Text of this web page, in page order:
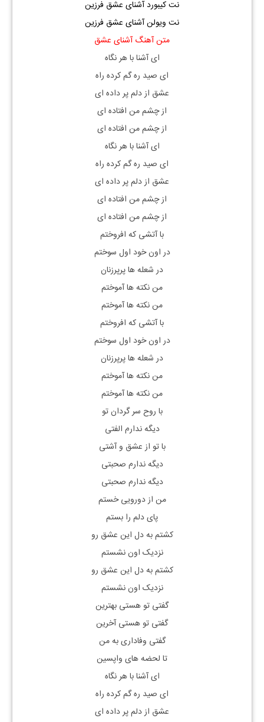
نت کیبورد آشنای عشق فرزین
نت ویولن آشنای عشق فرزین
متن آهنگ آشنای عشق
ای آشنا با هر نگاه
ای صید ره گم کرده راه
عشق از دلم پر داده ای
از چشم من افتاده ای
از چشم من افتاده ای
ای آشنا با هر نگاه
ای صید ره گم کرده راه
عشق از دلم پر داده ای
از چشم من افتاده ای
از چشم من افتاده ای
با آتشی که افروختم
در اون خود اول سوختم
در شعله ها پرپرزنان
من نکته ها آموختم
من نکته ها آموختم
با آتشی که افروختم
در اون خود اول سوختم
در شعله ها پرپرزنان
من نکته ها آموختم
من نکته ها آموختم
با روح سر گردان تو
دیگه ندارم الفتی
با تو از عشق و آشتی
دیگه ندارم صحبتی
دیگه ندارم صحبتی
من از دورویی خستم
پای دلم را بستم
کشتم به دل این عشق رو
نزدیک اون نشستم
کشتم به دل این عشق رو
نزدیک اون نشستم
گفتی تو هستی بهترین
گفتی تو هستی آخرین
گفتی وفاداری به من
تا لحضه های واپسین
ای آشنا با هر نگاه
ای صید ره گم کرده راه
عشق از دلم پر داده ای